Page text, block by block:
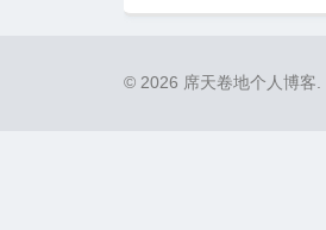
扩展
© 2026 席天卷地个人博客.